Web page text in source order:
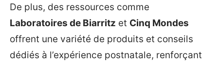
De plus, des ressources comme
Laboratoires de Biarritz et Cinq Mondes
offrent une variété de produits et conseils
dédiés à l’expérience postnatale, renforçant